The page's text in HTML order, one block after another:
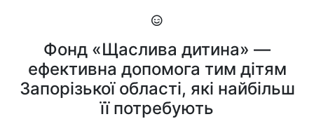
Фонд «Щаслива дитина» —
ефективна допомога тим дітям
Запорізької області, які найбільш
її потребують